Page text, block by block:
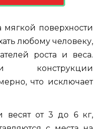
мягкой поверхности
любому человеку,
роста и веса.
конструкции
что исключает
весят от 3 до 6 кг,